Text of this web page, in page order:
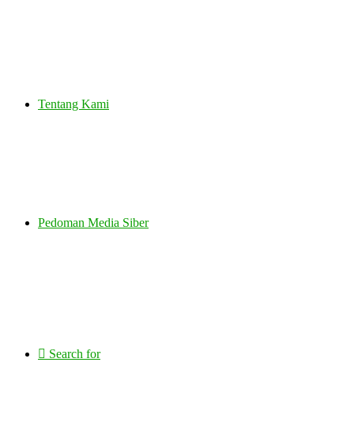
Tentang Kami
Pedoman Media Siber
Search for